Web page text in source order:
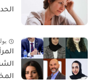
يوليو